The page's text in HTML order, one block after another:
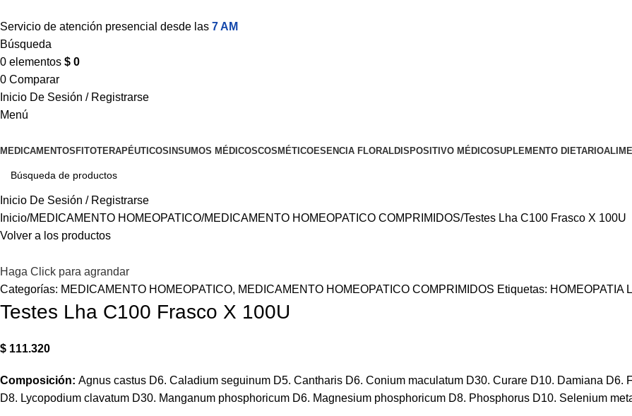
Servicio de atención presencial desde las 7 AM
Búsqueda
0 elementos $ 0
0 Comparar
Inicio De Sesión / Registrarse
Menú
MEDICAMENTOS FITOTERAPÉUTICOS INSUMOS MÉDICOSCOSMÉTICOESENCIA FLORALDISPOSITIVO MÉDICOSUPLEMENTO DIETARIO
Inicio De Sesión / Registrarse
Inicio MEDICAMENTO HOMEOPATICO MEDICAMENTO HOMEOPATICO COMPRIMIDOS Testes Lha C100 Frasco X 100U
Volver a los productos
Haga Click para agrandar
Categorías: MEDICAMENTO HOMEOPATICO, MEDICAMENTO HOMEOPATICO COMPRIMIDOS Etiquetas: HOMEOPATIA
Testes Lha C100 Frasco X 100U
$ 111.320
Composición: Agnus castus D6. Caladium seguinum D5. Cantharis D6. Conium maculatum D30. Curare D10. Damiana
D8. Lycopodium clavatum D30. Manganum phosphoricum D6. Magnesium phosphoricum D8. Phosphorus D10. Selenium